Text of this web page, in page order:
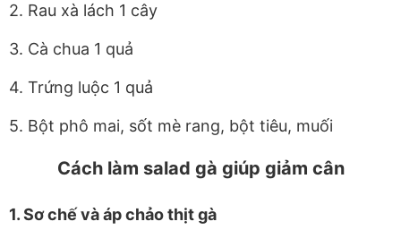
2. Rau xà lách 1 cây
3. Cà chua 1 quả
4. Trứng luộc 1 quả
5. Bột phô mai, sốt mè rang, bột tiêu, muối
Cách làm salad gà giúp giảm cân
1. Sơ chế và áp chảo thịt gà